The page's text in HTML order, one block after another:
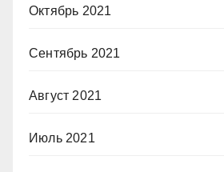
Октябрь 2021
Сентябрь 2021
Август 2021
Июль 2021